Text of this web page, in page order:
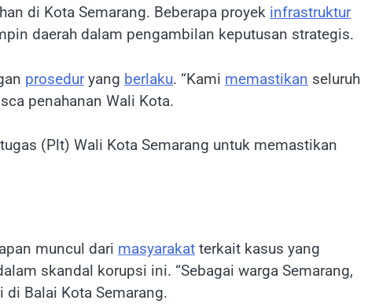
di Kota Semarang. Beberapa proyek infrastruktur
daerah dalam pengambilan keputusan strategis.
proseduryang berlaku. “Kami memastikan seluruh
penahanan Wali Kota.
(Plt) Wali Kota Semarang untuk memastikan
muncul dari masyarakat terkait kasus yang
skandal korupsi ini. “Sebagai warga Semarang,
di Balai Kota Semarang.